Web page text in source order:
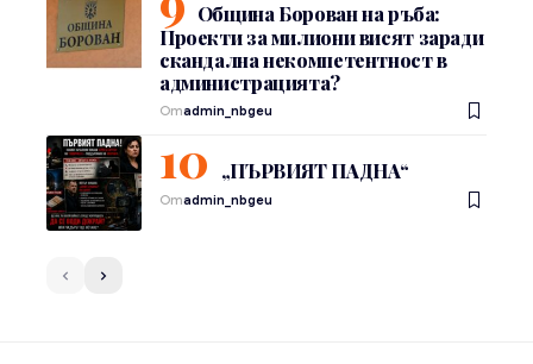
Община Борован на ръба:
Проекти за милиони висят заради
скандална некомпетентност в
администрацията?
Отadmin_nbgeu
„ПЪРВИЯТ ПАДНА“
Отadmin_nbgeu